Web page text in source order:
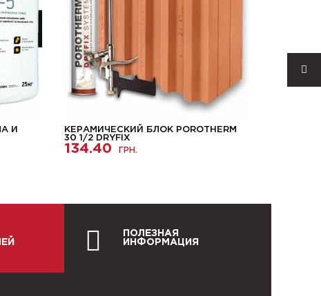
И
КЕРАМИЧЕСКИЙ БЛОК POROTHERM
30 1/2 DRYFIX
134.40 ГРН.
ПОЛЕЗНАЯ
ИНФОРМАЦИЯ